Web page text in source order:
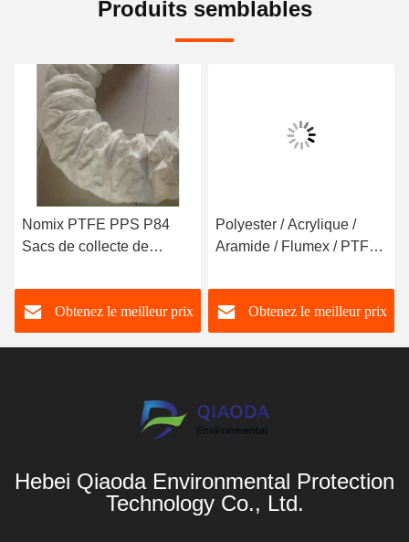
Produits semblables
Nomix PTFE PPS P84
Sacs de collecte de
de verre en forme ronde
dans l'industrie de
l'élimination des
Obtenez le meilleur prix
Polyester / Acrylique /
Aramide / Flumex / PTFE
de poussière
Obtenez le meilleur prix
Hebei Qiaoda Environmental Protection
Technology Co., Ltd.